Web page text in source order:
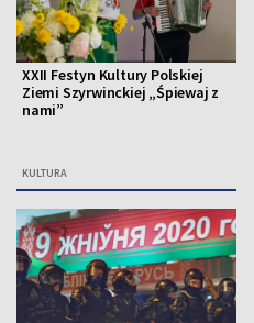
XXII Festyn Kultury Polskiej
Ziemi Szyrwinckiej „Śpiewaj z
nami”
KULTURA